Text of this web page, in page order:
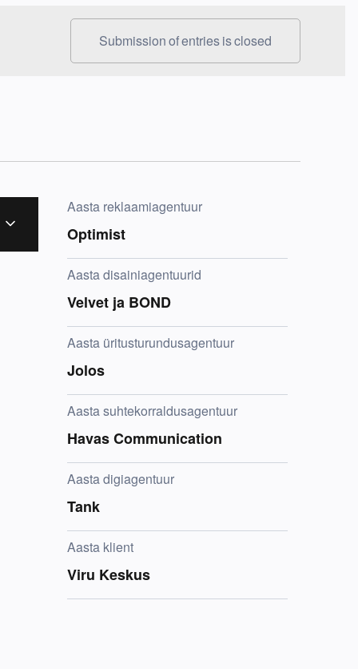
Submission of entries is closed
Aasta reklaamiagentuur
Optimist
Aasta disainiagentuurid
Velvet ja BOND
Aasta üritusturundusagentuur
Jolos
Aasta suhtekorraldusagentuur
Havas Communication
Aasta digiagentuur
Tank
Aasta klient
Viru Keskus